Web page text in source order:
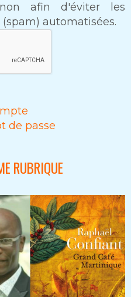
afin d'éviter les
automatisées.
de passe
RUBRIQUE